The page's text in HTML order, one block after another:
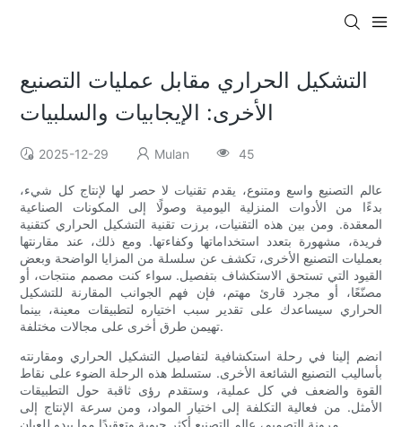
التشكيل الحراري مقابل عمليات التصنيع
الأخرى: الإيجابيات والسلبيات
2025-12-29 Mulan 45
عالم التصنيع واسع ومتنوع، يقدم تقنيات لا حصر لها لإنتاج كل شيء،
بدءًا من الأدوات المنزلية اليومية وصولًا إلى المكونات الصناعية
المعقدة. ومن بين هذه التقنيات، برزت تقنية التشكيل الحراري كتقنية
فريدة، مشهورة بتعدد استخداماتها وكفاءتها. ومع ذلك، عند مقارنتها
بعمليات التصنيع الأخرى، تكشف عن سلسلة من المزايا الواضحة وبعض
القيود التي تستحق الاستكشاف بتفصيل. سواء كنت مصمم منتجات، أو
مصنّعًا، أو مجرد قارئ مهتم، فإن فهم الجوانب المقارنة للتشكيل
الحراري سيساعدك على تقدير سبب اختياره لتطبيقات معينة، بينما
تهيمن طرق أخرى على مجالات مختلفة.
انضم إلينا في رحلة استكشافية لتفاصيل التشكيل الحراري ومقارنته
بأساليب التصنيع الشائعة الأخرى. ستسلط هذه الرحلة الضوء على نقاط
القوة والضعف في كل عملية، وستقدم رؤى ثاقبة حول التطبيقات
الأمثل. من فعالية التكلفة إلى اختيار المواد، ومن سرعة الإنتاج إلى